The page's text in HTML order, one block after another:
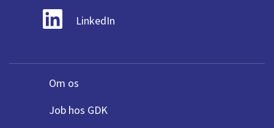
LinkedIn
Om os
Job hos GDK